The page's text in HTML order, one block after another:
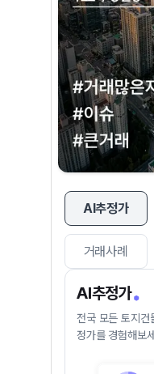
AI추정가
거래사례
AI추정가
전국 모든 토지건
정가를 경험해보